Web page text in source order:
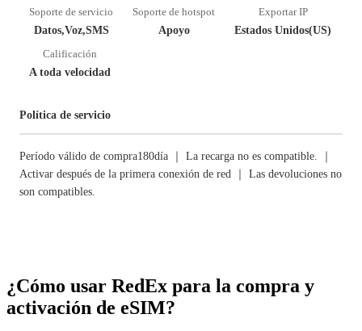
Soporte de servicio
Datos,Voz,SMS
Soporte de hotspot
Apoyo
Exportar IP
Estados Unidos(US)
Calificación
A toda velocidad
Política de servicio
Período válido de compra180día ｜ La recarga no es compatible. ｜
Activar después de la primera conexión de red ｜ Las devoluciones no
son compatibles.
¿Cómo usar RedEx para la compra y
activación de eSIM?